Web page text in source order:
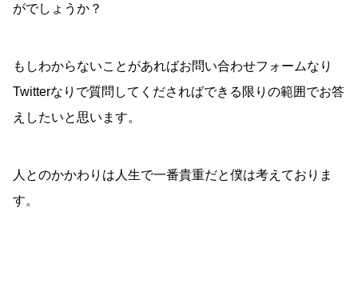
がでしょうか？
もしわからないことがあればお問い合わせフォームなり
Twitterなりで質問してくださればできる限りの範囲でお答
えしたいと思います。
人とのかかわりは人生で一番貴重だと僕は考えておりま
す。